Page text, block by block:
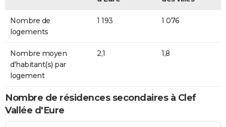
Nombre de
logements
1 193 1 076
Nombre moyen
d'habitant(s) par
logement
2,1 1,8
Nombre de résidences secondaires à Clef
Vallée d'Eure